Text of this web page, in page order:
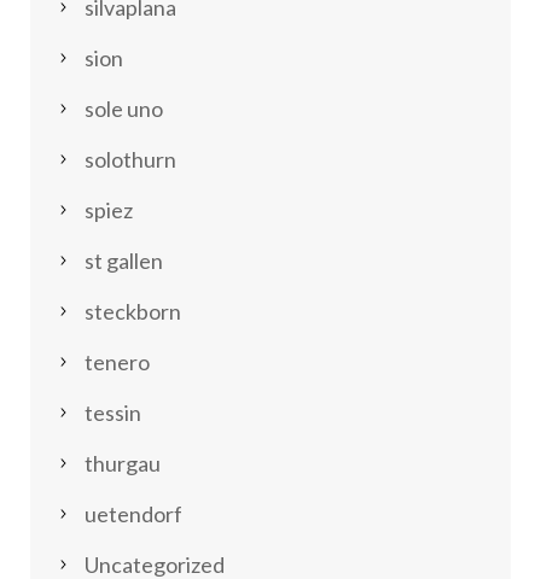
silvaplana
sion
sole uno
solothurn
spiez
st gallen
steckborn
tenero
tessin
thurgau
uetendorf
Uncategorized